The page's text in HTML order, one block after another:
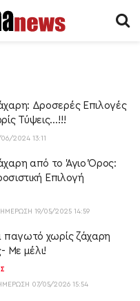
Δροσερές Επιλογές
Τύψεις…!!!
2024 13:11
από το Άγιο Όρος:
Επιλογή
19/05/2025 14:59
παγωτό χωρίς ζάχαρη
Με μέλι!
07/05/2026 15:54